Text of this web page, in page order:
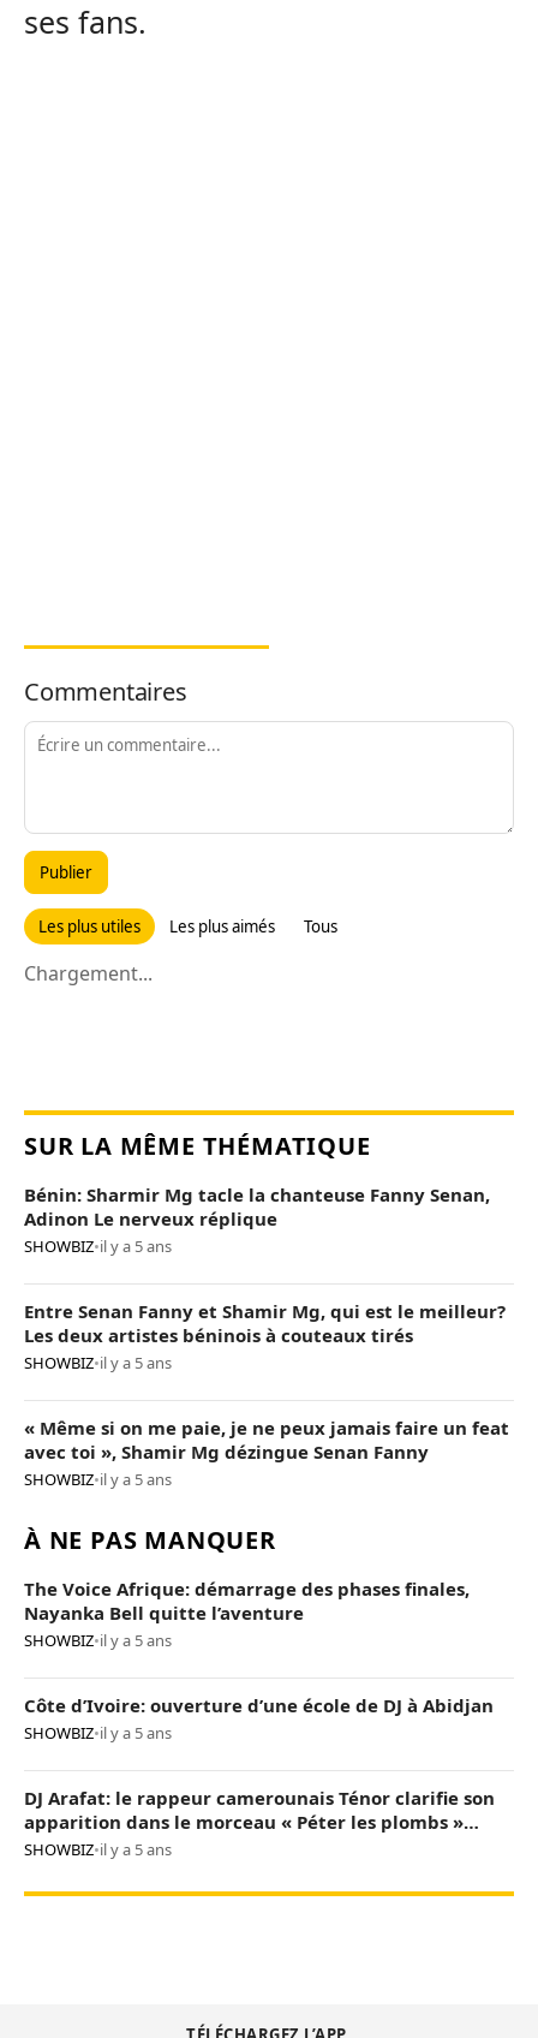
ses fans.
Commentaires
Publier
Les plus utiles Les plus aimés Tous
Chargement...
SUR LA MÊME THÉMATIQUE
Bénin: Sharmir Mg tacle la chanteuse Fanny Senan,
Adinon Le nerveux réplique
SHOWBIZ•il y a 5 ans
Entre Senan Fanny et Shamir Mg, qui est le meilleur?
Les deux artistes béninois à couteaux tirés
SHOWBIZ•il y a 5 ans
« Même si on me paie, je ne peux jamais faire un feat
avec toi », Shamir Mg dézingue Senan Fanny
SHOWBIZ•il y a 5 ans
À NE PAS MANQUER
The Voice Afrique: démarrage des phases finales,
Nayanka Bell quitte l’aventure
SHOWBIZ•il y a 5 ans
Côte d’Ivoire: ouverture d’une école de DJ à Abidjan
SHOWBIZ•il y a 5 ans
DJ Arafat: le rappeur camerounais Ténor clarifie son
apparition dans le morceau « Péter les plombs »
(vidéo)
SHOWBIZ•il y a 5 ans